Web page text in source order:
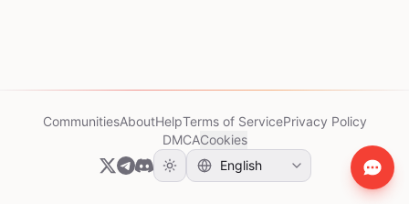
CommunitiesAboutHelpTerms of ServicePrivacy Policy
DMCACookies